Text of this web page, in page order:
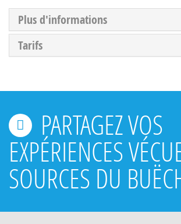
Plus d'informations
Tarifs
PARTAGEZ VOS
EXPÉRIENCES
SOURCES DU